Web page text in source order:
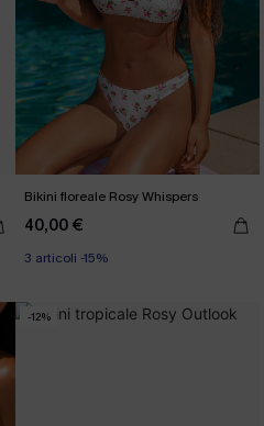
Bikini floreale Rosy Whispers
40,00 €
3 articoli -15%
-12%